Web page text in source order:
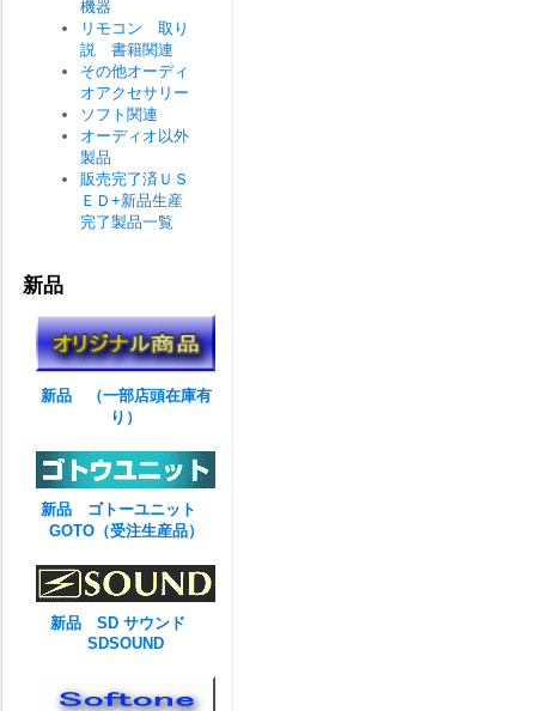
機器
リモコン 取り
説 書籍関連
その他オーディ
オアクセサリー
ソフト関連
オーディオ以外
製品
販売完了済ＵＳ
ＥＤ+新品生産
完了製品一覧
新品
新品 （一部店頭在庫有
り）
新品 ゴトーユニット
GOTO（受注生産品）
新品 SD サウンド
SDSOUND